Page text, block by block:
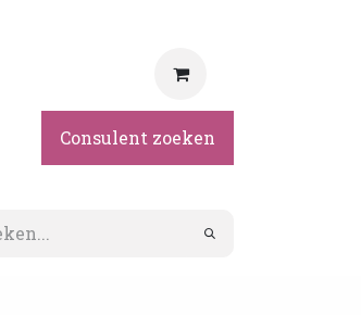
Consulent zoeken